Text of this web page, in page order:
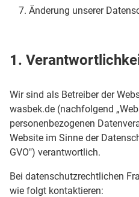
Änderung unserer
1.
Wir sind als Betreiber der
wasbek.de (nachfolgend
personenbezogenen
Website im Sinne der
GVO") verantwortlich.
Bei datenschutzrechtlichen
wie folgt kontaktieren: